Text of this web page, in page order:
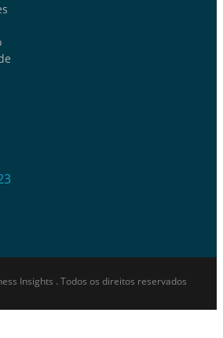
Insights . Todos os direitos reservados